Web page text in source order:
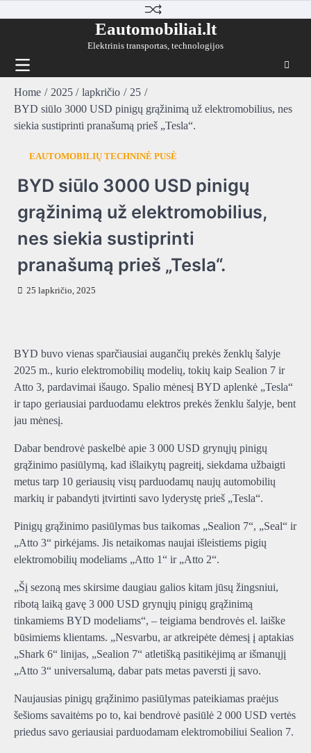
Eautomobiliai.lt
Elektrinis transportas, technologijos
Home 2025 lapkričio
25
BYD siūlo 3000 USD pinigų grąžinimą už elektromobilius, nes
siekia sustiprinti pranašumą prieš „Tesla“.
EAUTOMOBILIŲ TECHNINĖ PUSĖ
BYD siūlo 3000 USD pinigų
grąžinimą už elektromobilius,
nes siekia sustiprinti
pranašumą prieš „Tesla“.
25 lapkričio, 2025
BYD buvo vienas sparčiausiai augančių prekės ženklų šalyje
2025 m., kurio elektromobilių modelių, tokių kaip Sealion 7 ir
Atto 3, pardavimai išaugo. Spalio mėnesį BYD aplenkė „Tesla“
ir tapo geriausiai parduodamu elektros prekės ženklu šalyje, bent
jau mėnesį.
Dabar bendrovė paskelbė apie 3 000 USD grynųjų pinigų
grąžinimo pasiūlymą, kad išlaikytų pagreitį, siekdama užbaigti
metus tarp 10 geriausių visų parduodamų naujų automobilių
markių ir pabandyti įtvirtinti savo lyderystę prieš „Tesla“.
Pinigų grąžinimo pasiūlymas bus taikomas „Sealion 7“, „Seal“ ir
„Atto 3“ pirkėjams. Jis netaikomas naujai išleistiems pigių
elektromobilių modeliams „Atto 1“ ir „Atto 2“.
„Šį sezoną mes skirsime daugiau galios kitam jūsų žingsniui,
ribotą laiką gavę 3 000 USD grynųjų pinigų grąžinimą
tinkamiems BYD modeliams“, – teigiama bendrovės el. laiške
būsimiems klientams. „Nesvarbu, ar atkreipėte dėmesį į aptakias
„Shark 6“ linijas, „Sealion 7“ atletišką pasitikėjimą ar išmanųjį
„Atto 3“ universalumą, dabar pats metas paversti jį savo.
Naujausias pinigų grąžinimo pasiūlymas pateikiamas praėjus
šešioms savaitėms po to, kai bendrovė pasiūlė 2 000 USD vertės
priedus savo geriausiai parduodamam elektromobiliui Sealion 7.